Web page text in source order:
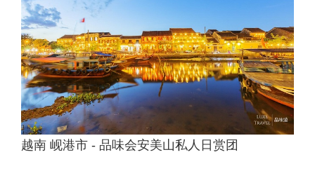
越南 岘港市 - 品味会安美山私人日赏团